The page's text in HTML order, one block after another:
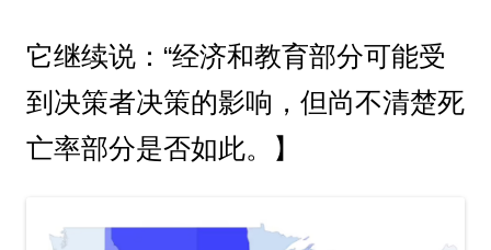
它继续说：“经济和教育部分可能受
到决策者决策的影响，但尚不清楚死
亡率部分是否如此。】